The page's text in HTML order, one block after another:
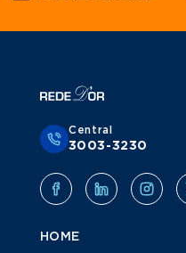
Central
3003-3230
HOME